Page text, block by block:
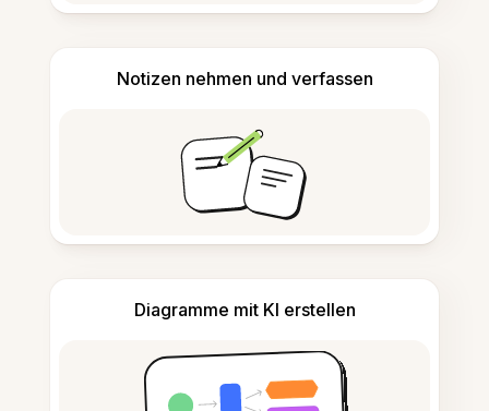
Notizen nehmen und verfassen
Diagramme mit KI erstellen